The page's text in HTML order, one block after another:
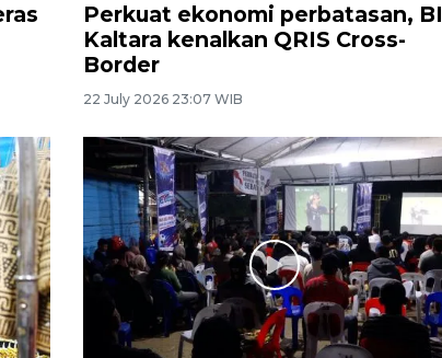
Perkuat ekonomi perbatasan, BI
Kaltara kenalkan QRIS Cross-
Border
22 July 2026 23:07 WIB